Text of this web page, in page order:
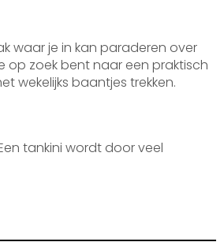
waar je in kan paraderen over
op zoek bent naar een praktisch
wekelijks baantjes trekken.
tankini wordt door veel